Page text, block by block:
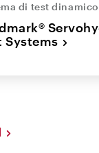
di test dinamico
Systems